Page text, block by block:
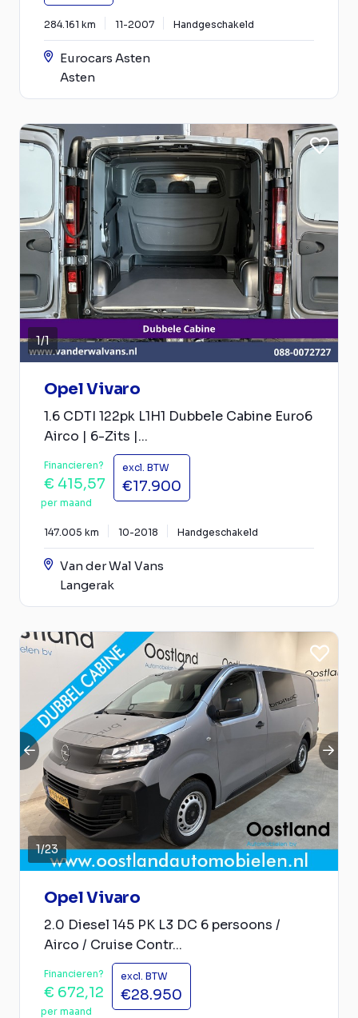
284.161 km 11-2007 Handgeschakeld
Eurocars Asten
Asten
1/1
Opel Vivaro
1.6 CDTI 122pk L1H1 Dubbele Cabine Euro6
Airco | 6-Zits |...
Financieren?
€ 415,57
per maand
excl. BTW
€17.900
147.005 km 10-2018 Handgeschakeld
Van der Wal Vans
Langerak
1/23
Opel Vivaro
2.0 Diesel 145 PK L3 DC 6 persoons /
Airco / Cruise Contr...
Financieren?
€ 672,12
per maand
excl. BTW
€28.950